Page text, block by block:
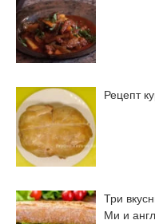
Рецепт
Три
Ми и